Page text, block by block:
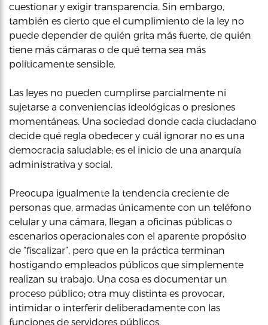
cuestionar y exigir transparencia. Sin embargo,
también es cierto que el cumplimiento de la ley no
puede depender de quién grita más fuerte, de quién
tiene más cámaras o de qué tema sea más
políticamente sensible.
Las leyes no pueden cumplirse parcialmente ni
sujetarse a conveniencias ideológicas o presiones
momentáneas. Una sociedad donde cada ciudadano
decide qué regla obedecer y cuál ignorar no es una
democracia saludable; es el inicio de una anarquía
administrativa y social.
Preocupa igualmente la tendencia creciente de
personas que, armadas únicamente con un teléfono
celular y una cámara, llegan a oficinas públicas o
escenarios operacionales con el aparente propósito
de “fiscalizar”, pero que en la práctica terminan
hostigando empleados públicos que simplemente
realizan su trabajo. Una cosa es documentar un
proceso público; otra muy distinta es provocar,
intimidar o interferir deliberadamente con las
funciones de servidores públicos.